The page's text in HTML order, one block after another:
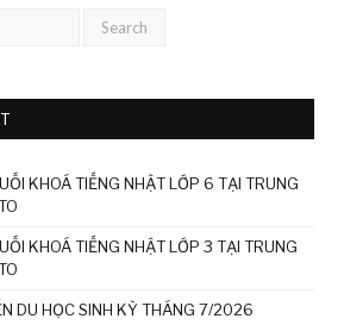
KHOÁ TIẾNG NHẬT LỚP 6 TẠI TRUNG
KHOÁ TIẾNG NHẬT LỚP 3 TẠI TRUNG
DU HỌC SINH KỲ THÁNG 7/2026